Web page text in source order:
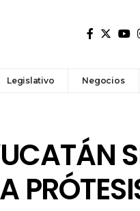
Legislativo Negocios